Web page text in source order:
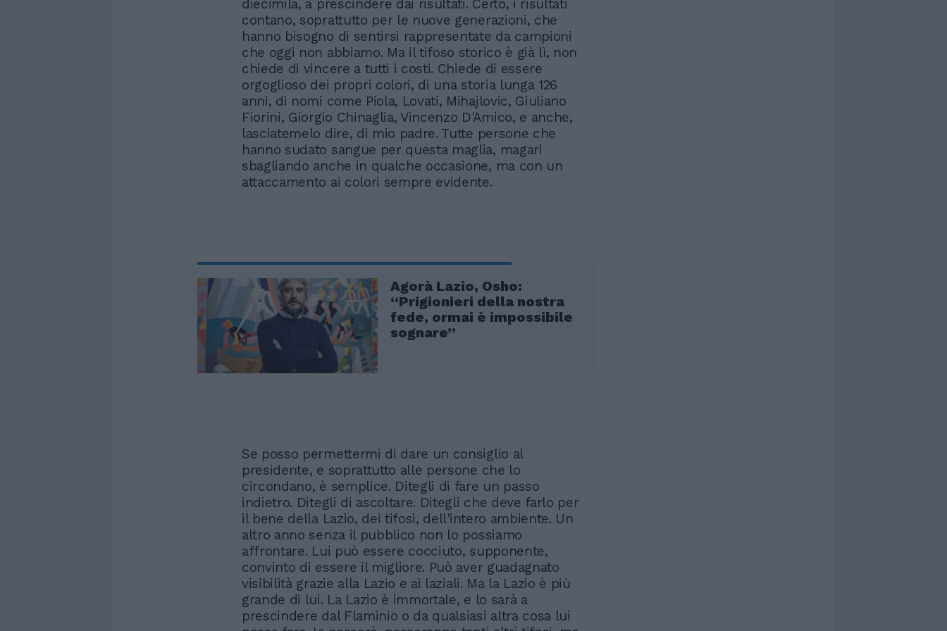
diecimila, a prescindere dai risultati. Certo, i risultati
contano, soprattutto per le nuove generazioni, che
hanno bisogno di sentirsi rappresentate da campioni
che oggi non abbiamo. Ma il tifoso storico è già lì, non
chiede di vincere a tutti i costi. Chiede di essere
orgoglioso dei propri colori, di una storia lunga 126
anni, di nomi come Piola, Lovati, Mihajlovic, Giuliano
Fiorini, Giorgio Chinaglia, Vincenzo D'Amico, e anche,
lasciatemelo dire, di mio padre. Tutte persone che
hanno sudato sangue per questa maglia, magari
sbagliando anche in qualche occasione, ma con un
attaccamento ai colori sempre evidente.
Agorà Lazio, Osho:
“Prigionieri della nostra
fede, ormai è impossibile
sognare”
Se posso permettermi di dare un consiglio al
presidente, e soprattutto alle persone che lo
circondano, è semplice. Ditegli di fare un passo
indietro. Ditegli di ascoltare. Ditegli che deve farlo per
il bene della Lazio, dei tifosi, dell'intero ambiente. Un
altro anno senza il pubblico non lo possiamo
affrontare. Lui può essere cocciuto, supponente,
convinto di essere il migliore. Può aver guadagnato
visibilità grazie alla Lazio e ai laziali. Ma la Lazio è più
grande di lui. La Lazio è immortale, e lo sarà a
prescindere dal Flaminio o da qualsiasi altra cosa lui